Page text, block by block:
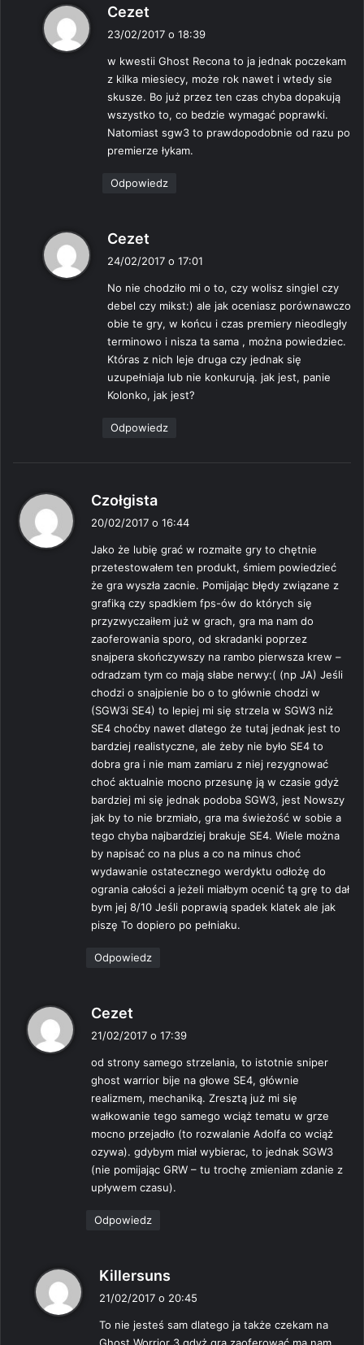
Cezet
z
e
:
23/02/2017 o 18:39
w kwestii Ghost Recona to ja jednak poczekam
z kilka miesiecy, może rok nawet i wtedy sie
skusze. Bo już przez ten czas chyba dopakują
wszystko to, co bedzie wymagać poprawki.
Natomiast sgw3 to prawdopodobnie od razu po
premierze łykam.
Odpowiedz
Cezet
z
e
:
24/02/2017 o 17:01
No nie chodziło mi o to, czy wolisz singiel czy
debel czy mikst:) ale jak oceniasz porównawczo
obie te gry, w końcu i czas premiery nieodległy
terminowo i nisza ta sama , można powiedziec.
Któras z nich leje druga czy jednak się
uzupełniaja lub nie konkurują. jak jest, panie
Kolonko, jak jest?
Odpowiedz
Czołgista
z
e
:
20/02/2017 o 16:44
Jako że lubię grać w rozmaite gry to chętnie
przetestowałem ten produkt, śmiem powiedzieć
że gra wyszła zacnie. Pomijając błędy związane z
grafiką czy spadkiem fps-ów do których się
przyzwyczaiłem już w grach, gra ma nam do
zaoferowania sporo, od skradanki poprzez
snajpera skończywszy na rambo pierwsza krew –
odradzam tym co mają słabe nerwy:( (np JA) Jeśli
chodzi o snajpienie bo o to głównie chodzi w
(SGW3i SE4) to lepiej mi się strzela w SGW3 niż
SE4 choćby nawet dlatego że tutaj jednak jest to
bardziej realistyczne, ale żeby nie było SE4 to
dobra gra i nie mam zamiaru z niej rezygnować
choć aktualnie mocno przesunę ją w czasie gdyż
bardziej mi się jednak podoba SGW3, jest Nowszy
jak by to nie brzmiało, gra ma świeżość w sobie a
tego chyba najbardziej brakuje SE4. Wiele można
by napisać co na plus a co na minus choć
wydawanie ostatecznego werdyktu odłożę do
ogrania całości a jeżeli miałbym ocenić tą grę to dał
bym jej 8/10 Jeśli poprawią spadek klatek ale jak
piszę To dopiero po pełniaku.
Odpowiedz
Cezet
z
e
:
21/02/2017 o 17:39
od strony samego strzelania, to istotnie sniper
ghost warrior bije na głowe SE4, głównie
realizmem, mechaniką. Zresztą już mi się
wałkowanie tego samego wciąż tematu w grze
mocno przejadło (to rozwalanie Adolfa co wciąż
ozywa). gdybym miał wybierac, to jednak SGW3
(nie pomijając GRW – tu trochę zmieniam zdanie z
upływem czasu).
Odpowiedz
Killersuns
z
21/02/2017 o 20:45
To nie jesteś sam dlatego ja także czekam na